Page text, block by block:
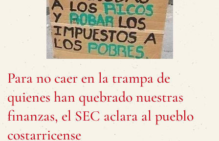
Para no caer en la trampa de
quienes han quebrado nuestras
finanzas, el SEC aclara al pueblo
costarricense